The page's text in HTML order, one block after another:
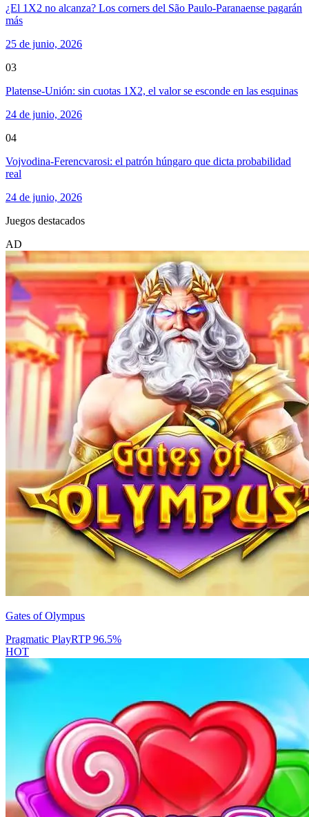
¿El 1X2 no alcanza? Los corners del São Paulo-Paranaense pagarán
más
25 de junio, 2026
03
Platense-Unión: sin cuotas 1X2, el valor se esconde en las esquinas
24 de junio, 2026
04
Vojvodina-Ferencvarosi: el patrón húngaro que dicta probabilidad
real
24 de junio, 2026
Juegos destacados
AD
Gates of Olympus
Pragmatic PlayRTP96.5%
HOT